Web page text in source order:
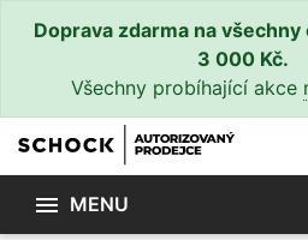
Doprava zdarma na
3 000 Kč.
Všechny probíhající akce
 MENU